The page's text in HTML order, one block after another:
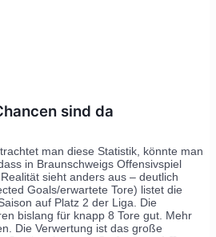
sind da
man diese Statistik, könnte man
in Braunschweigs Offensivspiel
sieht anders aus – deutlich
Goals/erwartete Tore) listet die
auf Platz 2 der Liga. Die
bislang für knapp 8 Tore gut. Mehr
Die Verwertung ist das große